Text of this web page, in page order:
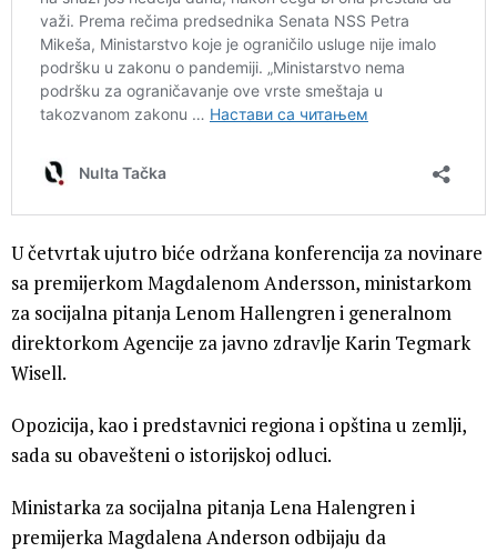
U četvrtak ujutro biće održana konferencija za novinare
sa premijerkom Magdalenom Andersson, ministarkom
za socijalna pitanja Lenom Hallengren i generalnom
direktorkom Agencije za javno zdravlje Karin Tegmark
Wisell.
Opozicija, kao i predstavnici regiona i opština u zemlji,
sada su obavešteni o istorijskoj odluci.
Ministarka za socijalna pitanja Lena Halengren i
premijerka Magdalena Anderson odbijaju da